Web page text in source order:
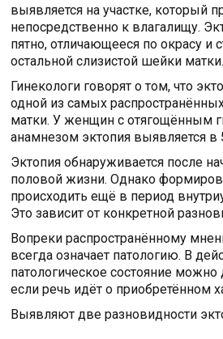
выявляется на участке, который
непосредственно к влагалищу.
пятно, отличающееся по окрасу и
остальной слизистой шейки матки.
Гинекологи говорят о том, что
одной из самых
матки. У женщин с отягощённым
анамнезом эктопия выявляется в
Эктопия обнаруживается после
половой жизни. Однако
происходить ещё в период
Это зависит от конкретной
Вопреки распространённому
всегда означает патологию. В
патологическое состояние можно
если речь идёт о приобретённом
Выявляют две разновидности